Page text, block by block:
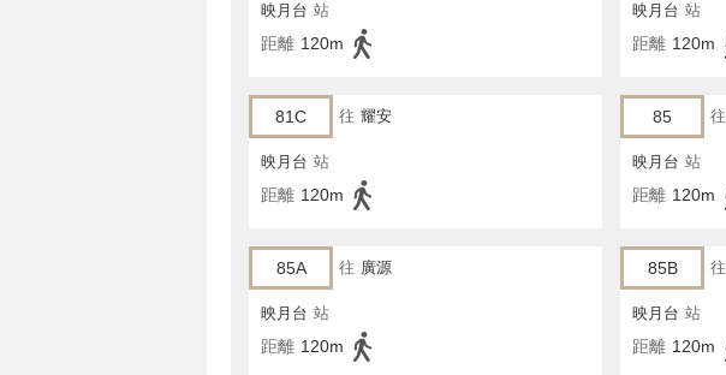
映月台 站
距離 120m
映月台 站
距離 120m
81C 往 耀安
映月台 站
距離 120m
85 往
映月台 站
距離 120m
85A 往 廣源
映月台 站
距離 120m
85B 往
映月台 站
距離 120m